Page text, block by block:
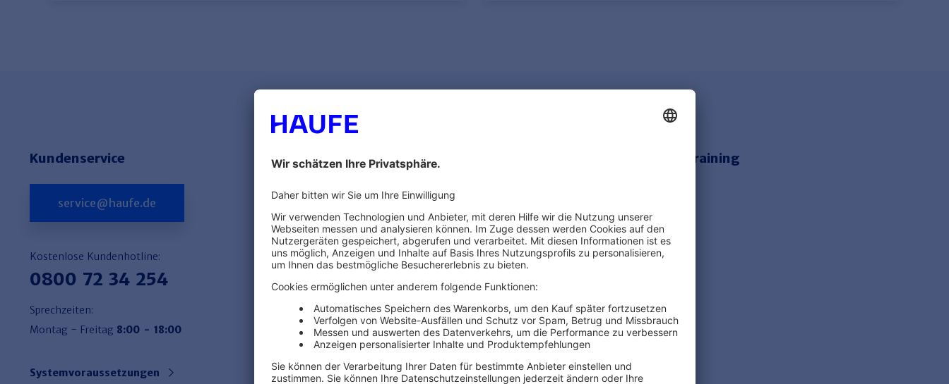
Ihre Vorteile von Haufe Onlinetraining
Sofort verfügbar
Rechtssichere Produkte
Folgen Sie uns!
Kundenservice
service@haufe.de
Kostenlose Kundenhotline:
0800 72 34 254
Sprechzeiten:
Montag - Freitag 8:00 - 18:00
Systemvoraussetzungen